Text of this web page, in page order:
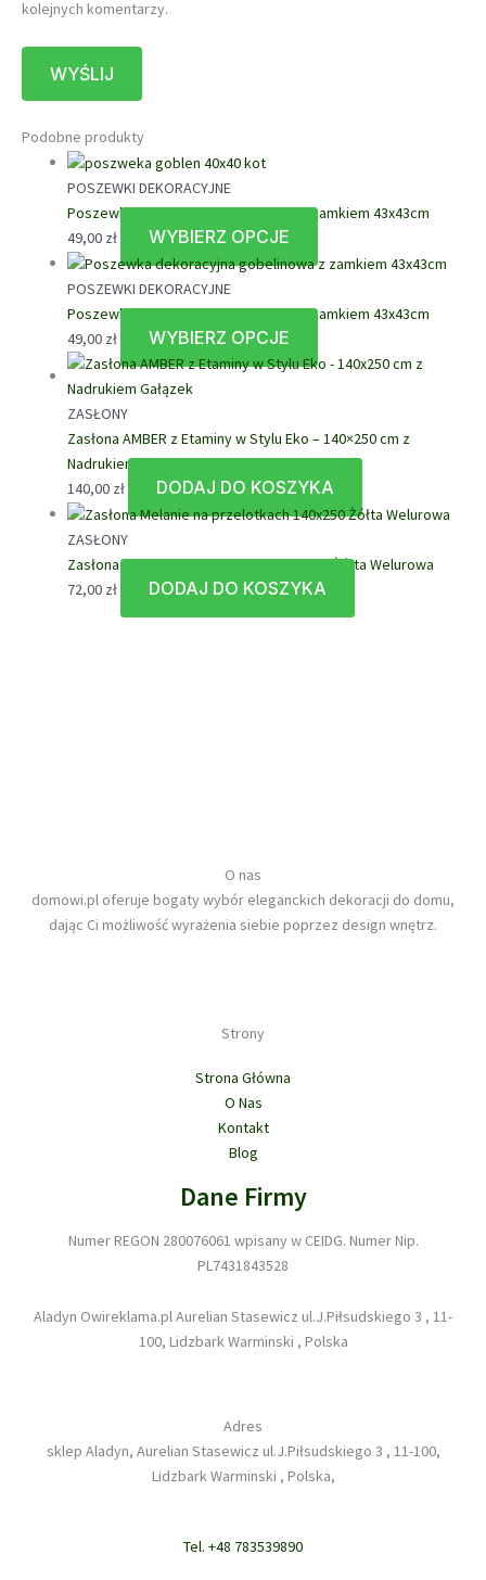
kolejnych komentarzy.
Podobne produkty
POSZEWKI DEKORACYJNE
Poszewka dekoracyjna gobelinowa z zamkiem 43x43cm
49,00 zł WYBIERZ OPCJE
produkt
wiele
Opcje
na
stronie
produktu
POSZEWKI DEKORACYJNE
Poszewka dekoracyjna gobelinowa z zamkiem 43x43cm
49,00 zł WYBIERZ OPCJE
produkt
wariantów.
Opcje
można
wybrać
stronie
produktu
ZASŁONY
Zasłona AMBER z Etaminy w Stylu Eko – 140×250 cm z
Nadrukiem Gałązek
140,00 zł DODAJ DO KOSZYKA
ZASŁONY
Zasłona Melanie na przelotkach 140×250 Żółta Welurowa
72,00 zł DODAJ DO KOSZYKA
O nas
domowi.pl oferuje bogaty wybór eleganckich dekoracji do domu,
dając Ci możliwość wyrażenia siebie poprzez design wnętrz.
Strony
Strona Główna
O Nas
Kontakt
Blog
Dane Firmy
Numer REGON 280076061 wpisany w CEIDG. Numer Nip.
PL7431843528
Aladyn Owireklama.pl Aurelian Stasewicz ul.J.Piłsudskiego 3 , 11-
100, Lidzbark Warminski , Polska
Adres
sklep Aladyn, Aurelian Stasewicz ul.J.Piłsudskiego 3 , 11-100,
Lidzbark Warminski , Polska,
Tel. +48 783539890